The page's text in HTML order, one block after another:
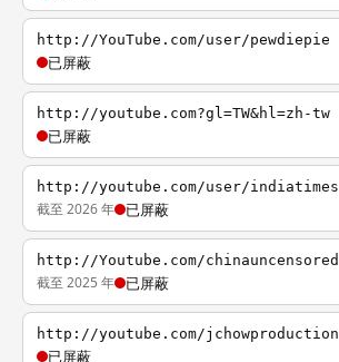
http://YouTube.com/user/pewdiepie
已屏蔽
http://youtube.com?gl=TW&hl=zh-tw
已屏蔽
http://youtube.com/user/indiatimes
截至 2026 年 已屏蔽
http://Youtube.com/chinauncensored
截至 2025 年 已屏蔽
http://youtube.com/jchowproduction
已屏蔽